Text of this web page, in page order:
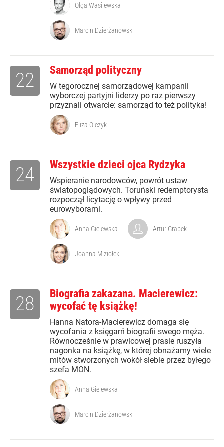
Olga Wasilewska
Marcin Dzierżanowski
Samorząd polityczny
W tegorocznej samorządowej kampanii
wyborczej partyjni liderzy po raz pierwszy
przyznali otwarcie: samorząd to też polityka!
22
Eliza Olczyk
Wszystkie dzieci ojca Rydzyka
Wspieranie narodowców, powrót ustaw
światopoglądowych. Toruński redemptorysta
rozpoczął licytację o wpływy przed
eurowyborami.
24
Anna Gielewska Artur Grabek
Joanna Miziołek
Biografia zakazana. Macierewicz:
wycofać tę książkę!
Hanna Natora-Macierewicz domaga się
wycofania z księgarń biografii swego męża.
Równocześnie w prawicowej prasie ruszyła
nagonka na książkę, w której obnażamy wiele
mitów stworzonych wokół siebie przez byłego
szefa MON.
28
Anna Gielewska
Marcin Dzierżanowski